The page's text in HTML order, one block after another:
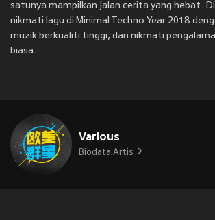
satunya mampilkan jalan cerita yang hebat.
nikmati lagu di Minimal Techno Year 2018
muzik berkualiti tinggi, dan nikmati
biasa.
Various
Biodata Artis